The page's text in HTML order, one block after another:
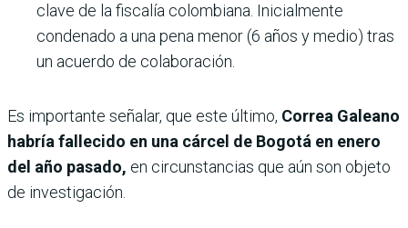
clave de la fiscalía colombiana. Inicialmente
condenado a una pena menor (6 años y medio) tras
un acuerdo de colaboración.
Es importante señalar, que este último, Correa Galeano
habría fallecido en una cárcel de Bogotá en enero
del año pasado, en circunstancias que aún son objeto
de investigación.